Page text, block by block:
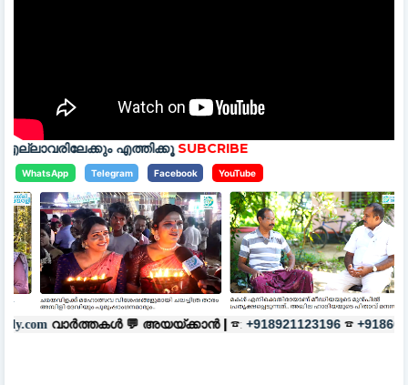
എത്തിക്കൂSUBCRIBE
WhatsApp Telegram Facebook YouTube
💬അയയ്ക്കാൻ | ☎: +918921123196 ☎ +918606657037